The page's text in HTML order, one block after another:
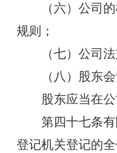
（六）公司的
规则；
（七）公司法
（八）股东会
股东应当在公
第四十七条有
登记机关登记的